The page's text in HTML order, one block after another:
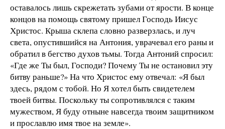
оставалось лишь скрежетать зубами от ярости. В конце
концов на помощь святому пришел Господь Иисус
Христос. Крыша склепа словно разверзлась, и луч
света, опустившийся на Антония, уврачевал его раны и
обратил в бегство духов тьмы. Тогда Антоний спросил:
«Где же Ты был, Господи? Почему Ты не остановил эту
битву раньше?» На что Христос ему отвечал: «Я был
здесь, рядом с тобой. Но Я хотел быть свидетелем
твоей битвы. Поскольку ты сопротивлялся с таким
мужеством, Я буду отныне навсегда твоим защитником
и прославлю имя твое на земле».